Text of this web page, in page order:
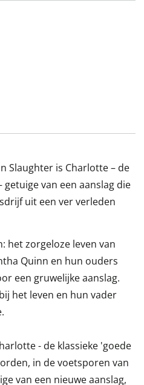
Slaughter is Charlotte – de
getuige van een aanslag die
uit een ver verleden
het zorgeloze leven van
Quinn en hun ouders
een gruwelijke aanslag.
het leven en hun vader
- de klassieke 'goede
in de voetsporen van
van een nieuwe aanslag,